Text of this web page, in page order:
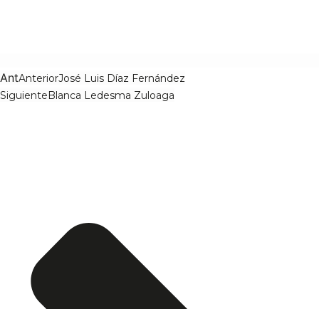
AntAnteriorJosé Luis Díaz Fernández
SiguienteBlanca Ledesma Zuloaga